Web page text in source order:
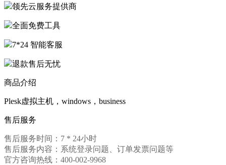
领先云服务提供商
全面免费工具
7*24 智能客服
退款售后无忧
商品介绍
Plesk虚拟主机，windows，business
售后服务
售后服务时间：7 * 24小时
售后服务内容：系统登录问题、订单发票问题等
官方咨询热线：400-002-9968